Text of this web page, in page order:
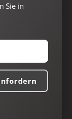
Sie in